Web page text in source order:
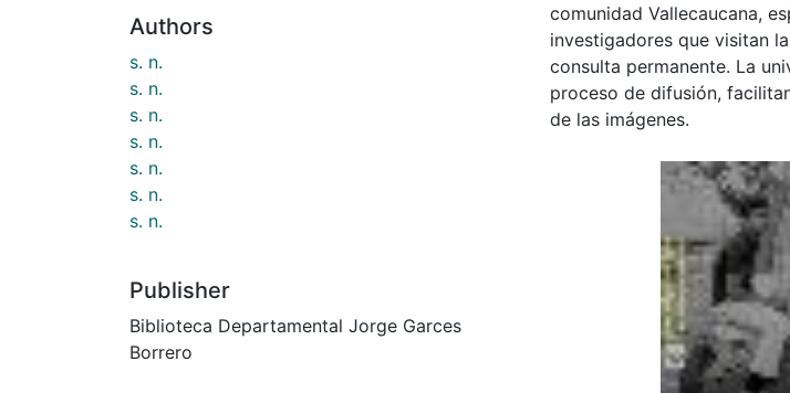
Authors
s. n.
s. n.
s. n.
s. n.
s. n.
s. n.
s. n.
Publisher
Biblioteca Departamental Jorge Garces
Borrero
comunidad Vallecaucana,
investigadores que visitan
consulta permanente. La
proceso de difusión,
de las imágenes.